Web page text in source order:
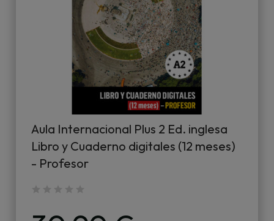
Aula Internacional Plus 2 Ed. inglesa
Libro y Cuaderno digitales (12 meses)
- Profesor